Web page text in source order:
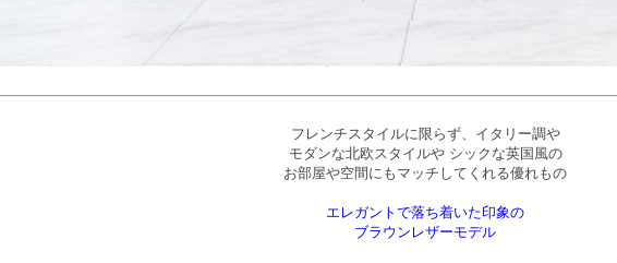
フレンチスタイルに限らず、イタリー調や
モダンな北欧スタイルや シックな英国風の
お部屋や空間にもマッチしてくれる優れもの
エレガントで落ち着いた印象の
ブラウンレザーモデル